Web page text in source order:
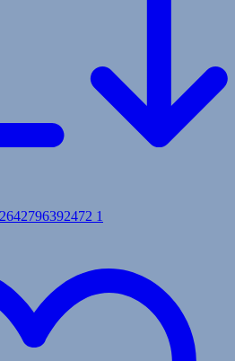
1